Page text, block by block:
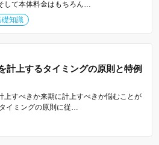
して本体料金はもちろん…
礎知識
計上するタイミングの原則と特例
上すべきか来期に計上すべきか悩むことが
イミングの原則に従…